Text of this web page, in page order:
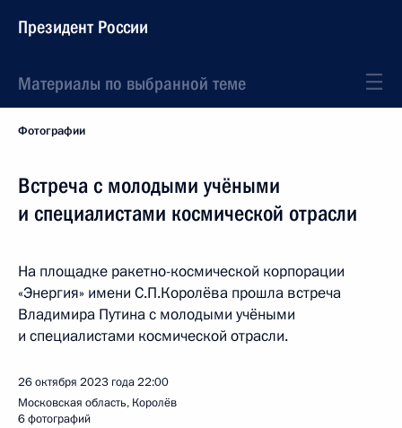
Президент России
Материалы по выбранной теме
Фотографии
Встреча с молодыми учёными
и специалистами космической отрасли
На площадке ракетно-космической корпорации
«Энергия» имени С.П.Королёва прошла встреча
Владимира Путина с молодыми учёными
и специалистами космической отрасли.
26 октября 2023 года22:00
Московская область, Королёв
6 фотографий